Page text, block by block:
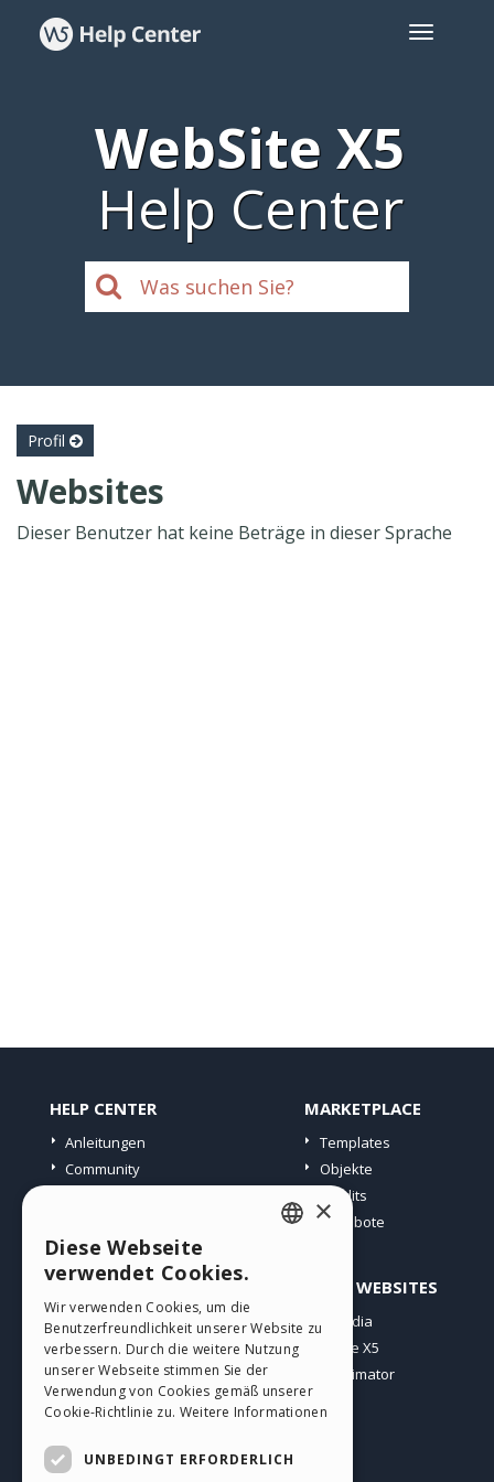
WebSite X5
Help Center
Profil
Websites
Dieser Benutzer hat keine Beträge in dieser Sprache
HELP CENTER
Anleitungen
Community
MARKETPLACE
Templates
Objekte
Credits
Angebote
PROFIL
Meine Beiträge
Meine Lizenz
Download
Webhosting
ANDERE WEBSITES
Incomedia
WebSite X5
WebAnimator
GERMAN
SPANISH
PORTUGUESE
×
Diese Webseite
verwendet Cookies.
Wir verwenden Cookies, um die
Benutzerfreundlichkeit unserer Website zu
verbessern. Durch die weitere Nutzung
unserer Webseite stimmen Sie der
Verwendung von Cookies gemäß unserer
Cookie-Richtlinie zu. Weitere Informationen
UNBEDINGT ERFORDERLICH